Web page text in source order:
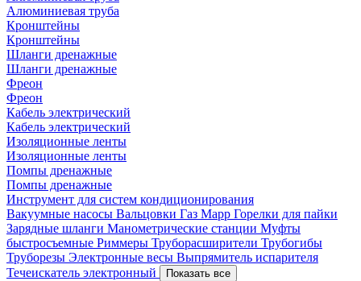
Алюминиевая труба
Кронштейны
Кронштейны
Шланги дренажные
Шланги дренажные
Фреон
Фреон
Кабель электрический
Кабель электрический
Изоляционные ленты
Изоляционные ленты
Помпы дренажные
Помпы дренажные
Инструмент для систем кондиционирования
Вакуумные насосы Вальцовки Газ Mapp Горелки для пайки
Зарядные шланги Манометрические станции Муфты
быстросъемные Риммеры Труборасширители Трубогибы
Труборезы Электронные весы Выпрямитель испарителя
Течеискатель электронный
Показать все